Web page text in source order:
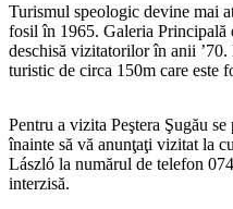
Turismul speologic devine mai
fosil în 1965. Galeria Principală
deschisă vizitatorilor în anii ’70.
turistic de circa 150m care este
Pentru a vizita Peştera Şugău
înainte să vă anunţaţi vizitat la
László la numărul de telefon
interzisă.